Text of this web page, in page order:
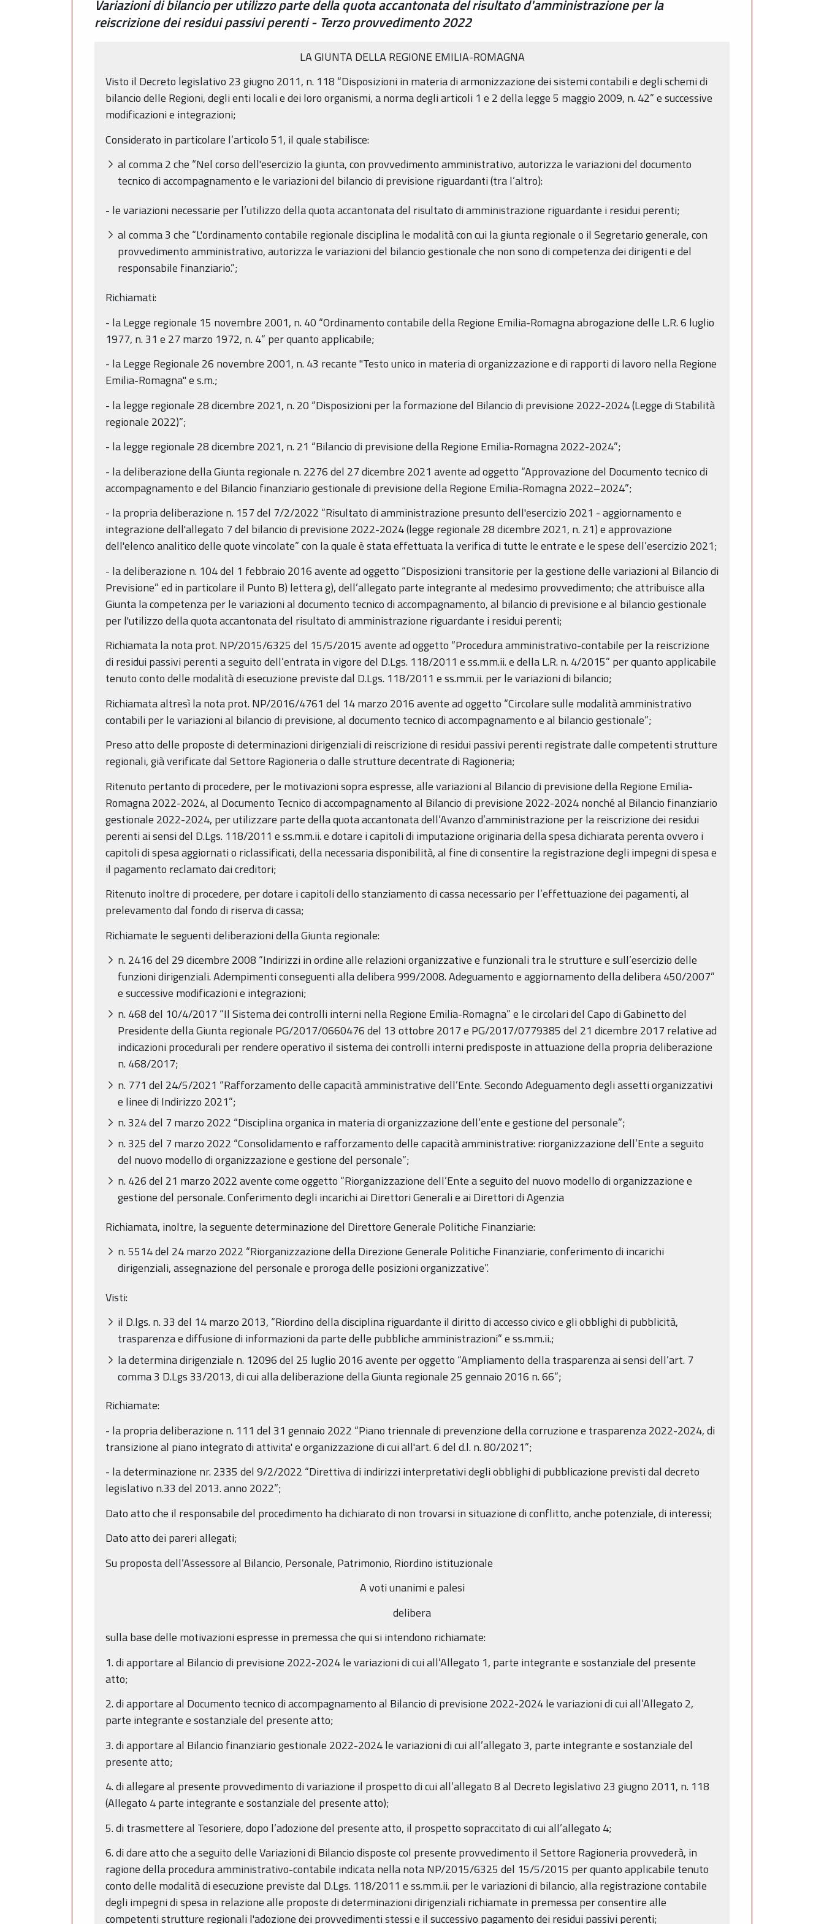
Variazioni di bilancio per utilizzo parte della quota accantonata del risultato d'amministrazione per la
reiscrizione dei residui passivi perenti - Terzo provvedimento 2022
LA GIUNTA DELLA REGIONE EMILIA-ROMAGNA
Visto il Decreto legislativo 23 giugno 2011, n. 118 “Disposizioni in materia di armonizzazione dei sistemi contabili e degli schemi di
bilancio delle Regioni, degli enti locali e dei loro organismi, a norma degli articoli 1 e 2 della legge 5 maggio 2009, n. 42” e successive
modificazioni e integrazioni;
Considerato in particolare l’articolo 51, il quale stabilisce:
al comma 2 che “Nel corso dell'esercizio la giunta, con provvedimento amministrativo, autorizza le variazioni del documento
tecnico di accompagnamento e le variazioni del bilancio di previsione riguardanti (tra l’altro):
- le variazioni necessarie per l’utilizzo della quota accantonata del risultato di amministrazione riguardante i residui perenti;
al comma 3 che “L'ordinamento contabile regionale disciplina le modalità con cui la giunta regionale o il Segretario generale, con
provvedimento amministrativo, autorizza le variazioni del bilancio gestionale che non sono di competenza dei dirigenti e del
responsabile finanziario.”;
Richiamati:
- la Legge regionale 15 novembre 2001, n. 40 “Ordinamento contabile della Regione Emilia-Romagna abrogazione delle L.R. 6 luglio
1977, n. 31 e 27 marzo 1972, n. 4“ per quanto applicabile;
- la Legge Regionale 26 novembre 2001, n. 43 recante "Testo unico in materia di organizzazione e di rapporti di lavoro nella Regione
Emilia-Romagna" e s.m.;
- la legge regionale 28 dicembre 2021, n. 20 “Disposizioni per la formazione del Bilancio di previsione 2022-2024 (Legge di Stabilità
regionale 2022)”;
- la legge regionale 28 dicembre 2021, n. 21 “Bilancio di previsione della Regione Emilia-Romagna 2022-2024”;
- la deliberazione della Giunta regionale n. 2276 del 27 dicembre 2021 avente ad oggetto “Approvazione del Documento tecnico di
accompagnamento e del Bilancio finanziario gestionale di previsione della Regione Emilia-Romagna 2022–2024”;
- la propria deliberazione n. 157 del 7/2/2022 “Risultato di amministrazione presunto dell'esercizio 2021 - aggiornamento e
integrazione dell'allegato 7 del bilancio di previsione 2022-2024 (legge regionale 28 dicembre 2021, n. 21) e approvazione
dell'elenco analitico delle quote vincolate” con la quale è stata effettuata la verifica di tutte le entrate e le spese dell’esercizio 2021;
- la deliberazione n. 104 del 1 febbraio 2016 avente ad oggetto “Disposizioni transitorie per la gestione delle variazioni al Bilancio di
Previsione” ed in particolare il Punto B) lettera g), dell’allegato parte integrante al medesimo provvedimento; che attribuisce alla
Giunta la competenza per le variazioni al documento tecnico di accompagnamento, al bilancio di previsione e al bilancio gestionale
per l'utilizzo della quota accantonata del risultato di amministrazione riguardante i residui perenti;
Richiamata la nota prot. NP/2015/6325 del 15/5/2015 avente ad oggetto “Procedura amministrativo-contabile per la reiscrizione
di residui passivi perenti a seguito dell’entrata in vigore del D.Lgs. 118/2011 e ss.mm.ii. e della L.R. n. 4/2015” per quanto applicabile
tenuto conto delle modalità di esecuzione previste dal D.Lgs. 118/2011 e ss.mm.ii. per le variazioni di bilancio;
Richiamata altresì la nota prot. NP/2016/4761 del 14 marzo 2016 avente ad oggetto “Circolare sulle modalità amministrativo
contabili per le variazioni al bilancio di previsione, al documento tecnico di accompagnamento e al bilancio gestionale”;
Preso atto delle proposte di determinazioni dirigenziali di reiscrizione di residui passivi perenti registrate dalle competenti strutture
regionali, già verificate dal Settore Ragioneria o dalle strutture decentrate di Ragioneria;
Ritenuto pertanto di procedere, per le motivazioni sopra espresse, alle variazioni al Bilancio di previsione della Regione Emilia-
Romagna 2022-2024, al Documento Tecnico di accompagnamento al Bilancio di previsione 2022-2024 nonché al Bilancio finanziario
gestionale 2022-2024, per utilizzare parte della quota accantonata dell’Avanzo d’amministrazione per la reiscrizione dei residui
perenti ai sensi del D.Lgs. 118/2011 e ss.mm.ii. e dotare i capitoli di imputazione originaria della spesa dichiarata perenta ovvero i
capitoli di spesa aggiornati o riclassificati, della necessaria disponibilità, al fine di consentire la registrazione degli impegni di spesa e
il pagamento reclamato dai creditori;
Ritenuto inoltre di procedere, per dotare i capitoli dello stanziamento di cassa necessario per l’effettuazione dei pagamenti, al
prelevamento dal fondo di riserva di cassa;
Richiamate le seguenti deliberazioni della Giunta regionale:
n. 2416 del 29 dicembre 2008 “Indirizzi in ordine alle relazioni organizzative e funzionali tra le strutture e sull’esercizio delle
funzioni dirigenziali. Adempimenti conseguenti alla delibera 999/2008. Adeguamento e aggiornamento della delibera 450/2007”
e successive modificazioni e integrazioni;
n. 468 del 10/4/2017 “Il Sistema dei controlli interni nella Regione Emilia-Romagna” e le circolari del Capo di Gabinetto del
Presidente della Giunta regionale PG/2017/0660476 del 13 ottobre 2017 e PG/2017/0779385 del 21 dicembre 2017 relative ad
indicazioni procedurali per rendere operativo il sistema dei controlli interni predisposte in attuazione della propria deliberazione
n. 468/2017;
n. 771 del 24/5/2021 “Rafforzamento delle capacità amministrative dell’Ente. Secondo Adeguamento degli assetti organizzativi
e linee di Indirizzo 2021”;
n. 324 del 7 marzo 2022 “Disciplina organica in materia di organizzazione dell’ente e gestione del personale”;
n. 325 del 7 marzo 2022 “Consolidamento e rafforzamento delle capacità amministrative: riorganizzazione dell’Ente a seguito
del nuovo modello di organizzazione e gestione del personale”;
n. 426 del 21 marzo 2022 avente come oggetto “Riorganizzazione dell’Ente a seguito del nuovo modello di organizzazione e
gestione del personale. Conferimento degli incarichi ai Direttori Generali e ai Direttori di Agenzia
Richiamata, inoltre, la seguente determinazione del Direttore Generale Politiche Finanziarie:
n. 5514 del 24 marzo 2022 “Riorganizzazione della Direzione Generale Politiche Finanziarie, conferimento di incarichi
dirigenziali, assegnazione del personale e proroga delle posizioni organizzative”.
Visti:
il D.lgs. n. 33 del 14 marzo 2013, “Riordino della disciplina riguardante il diritto di accesso civico e gli obblighi di pubblicità,
trasparenza e diffusione di informazioni da parte delle pubbliche amministrazioni” e ss.mm.ii.;
la determina dirigenziale n. 12096 del 25 luglio 2016 avente per oggetto “Ampliamento della trasparenza ai sensi dell’art. 7
comma 3 D.Lgs 33/2013, di cui alla deliberazione della Giunta regionale 25 gennaio 2016 n. 66”;
Richiamate:
- la propria deliberazione n. 111 del 31 gennaio 2022 “Piano triennale di prevenzione della corruzione e trasparenza 2022-2024, di
transizione al piano integrato di attivita' e organizzazione di cui all'art. 6 del d.l. n. 80/2021”;
- la determinazione nr. 2335 del 9/2/2022 “Direttiva di indirizzi interpretativi degli obblighi di pubblicazione previsti dal decreto
legislativo n.33 del 2013. anno 2022”;
Dato atto che il responsabile del procedimento ha dichiarato di non trovarsi in situazione di conflitto, anche potenziale, di interessi;
Dato atto dei pareri allegati;
Su proposta dell’Assessore al Bilancio, Personale, Patrimonio, Riordino istituzionale
A voti unanimi e palesi
delibera
sulla base delle motivazioni espresse in premessa che qui si intendono richiamate:
1. di apportare al Bilancio di previsione 2022-2024 le variazioni di cui all’Allegato 1, parte integrante e sostanziale del presente
atto;
2. di apportare al Documento tecnico di accompagnamento al Bilancio di previsione 2022-2024 le variazioni di cui all’Allegato 2,
parte integrante e sostanziale del presente atto;
3. di apportare al Bilancio finanziario gestionale 2022-2024 le variazioni di cui all’allegato 3, parte integrante e sostanziale del
presente atto;
4. di allegare al presente provvedimento di variazione il prospetto di cui all’allegato 8 al Decreto legislativo 23 giugno 2011, n. 118
(Allegato 4 parte integrante e sostanziale del presente atto);
5. di trasmettere al Tesoriere, dopo l’adozione del presente atto, il prospetto sopraccitato di cui all’allegato 4;
6. di dare atto che a seguito delle Variazioni di Bilancio disposte col presente provvedimento il Settore Ragioneria provvederà, in
ragione della procedura amministrativo-contabile indicata nella nota NP/2015/6325 del 15/5/2015 per quanto applicabile tenuto
conto delle modalità di esecuzione previste dal D.Lgs. 118/2011 e ss.mm.ii. per le variazioni di bilancio, alla registrazione contabile
degli impegni di spesa in relazione alle proposte di determinazioni dirigenziali richiamate in premessa per consentire alle
competenti strutture regionali l'adozione dei provvedimenti stessi e il successivo pagamento dei residui passivi perenti;